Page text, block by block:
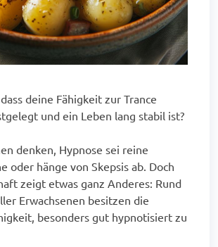
deine Fähigkeit zur Trance
und ein Leben lang stabil ist?
denken, Hypnose sei reine
oder hänge von Skepsis ab. Doch
zeigt etwas ganz Anderes: Rund
Erwachsenen besitzen die
besonders gut hypnotisiert zu